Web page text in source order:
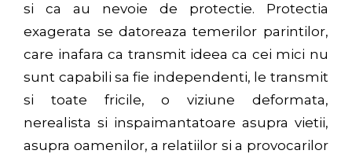
si ca au nevoie de protectie. Protectia
exagerata se datoreaza temerilor parintilor,
care inafara ca transmit ideea ca cei mici nu
sunt capabili sa fie independenti, le transmit
si toate fricile, o viziune deformata,
nerealista si inspaimantatoare asupra vietii,
asupra oamenilor, a relatiilor si a provocarilor